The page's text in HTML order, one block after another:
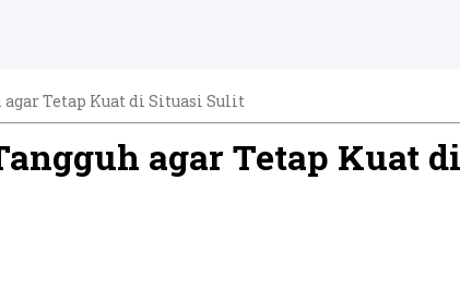
agar Tetap Kuat di Situasi Sulit
agar Tetap Kuat